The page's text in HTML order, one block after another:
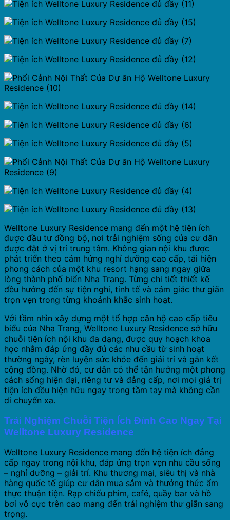
Welltone Luxury Residence mang đến một hệ tiện ích
được đầu tư đồng bộ, nơi trải nghiệm sống của cư dân
được đặt ở vị trí trung tâm. Không gian nội khu được
phát triển theo cảm hứng nghỉ dưỡng cao cấp, tái hiện
phong cách của một khu resort hạng sang ngay giữa
lòng thành phố biển Nha Trang. Từng chi tiết thiết kế
đều hướng đến sự tiện nghi, tinh tế và cảm giác thư giãn
trọn vẹn trong từng khoảnh khắc sinh hoạt.
Với tầm nhìn xây dựng một tổ hợp căn hộ cao cấp tiêu
biểu của Nha Trang, Welltone Luxury Residence sở hữu
chuỗi tiện ích nội khu đa dạng, được quy hoạch khoa
học nhằm đáp ứng đầy đủ các nhu cầu từ sinh hoạt
thường ngày, rèn luyện sức khỏe đến giải trí và gắn kết
cộng đồng. Nhờ đó, cư dân có thể tận hưởng một phong
cách sống hiện đại, riêng tư và đẳng cấp, nơi mọi giá trị
tiện ích đều hiện hữu ngay trong tầm tay mà không cần
di chuyển xa.
Trải Nghiệm Chuỗi Tiện Ích Đỉnh Cao Ngay Tại
Welltone Luxury Residence
Welltone Luxury Residence mang đến hệ tiện ích đẳng
cấp ngay trong nội khu, đáp ứng trọn vẹn nhu cầu sống
– nghỉ dưỡng – giải trí. Khu thương mại, siêu thị và nhà
hàng quốc tế giúp cư dân mua sắm và thưởng thức ẩm
thực thuận tiện. Rạp chiếu phim, café, quầy bar và hồ
bơi vô cực trên cao mang đến trải nghiệm thư giãn sang
trọng.